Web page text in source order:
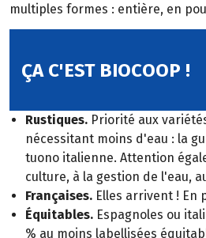
multiples formes : entière, en
ÇA C'EST BIOCOOP !
Rustiques. Priorité aux
nécessitant moins d'eau : la
tuono italienne. Attention
culture, à la gestion de l'eau,
Françaises. Elles arrivent ! En
Équitables. Espagnoles ou
% au moins labellisées